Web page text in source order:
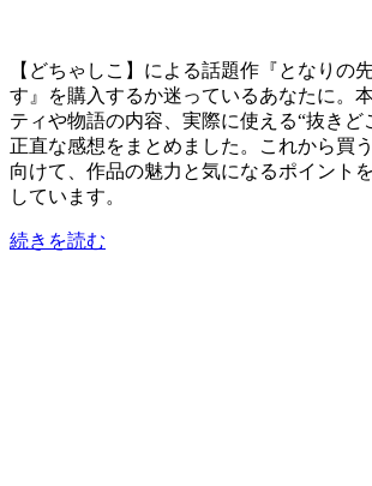
【どちゃしこ】による話題作『となりの
す』を購入するか迷っているあなたに。
ティや物語の内容、実際に使える“抜きど
正直な感想をまとめました。これから買
向けて、作品の魅力と気になるポイント
しています。
続きを読む